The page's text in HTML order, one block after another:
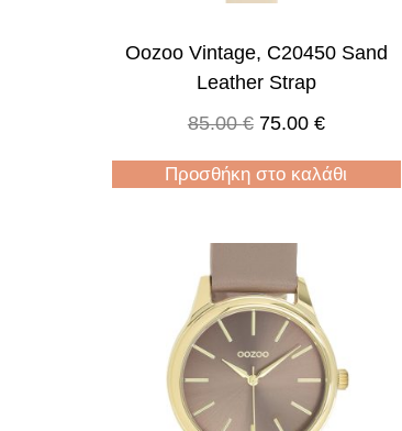
Oozoo Vintage, C20450 Sand
Leather Strap
85.00€ 75.00 €
Προσθήκη στο καλάθι